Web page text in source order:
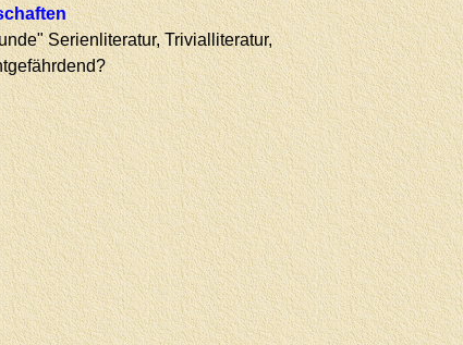
Serienliteratur, Trivialliteratur,